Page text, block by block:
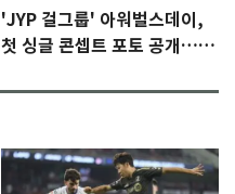
'JYP 걸그룹' 아워벌스데이,
첫 싱글 콘셉트 포토 공개…청